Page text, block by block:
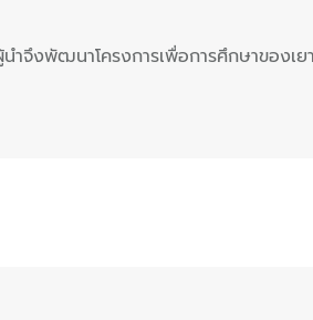
งพัฒนาโครงการเพื่อการศึกษาของเย